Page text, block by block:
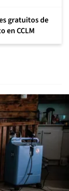
gratuitos de
en CCLM